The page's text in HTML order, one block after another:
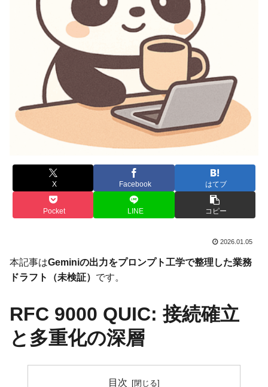
X Facebook はてブ
Pocket LINE コピー
2026.01.05
本記事はGeminiの出力をプロンプト工学で整理した業務
ドラフト（未検証） です。
RFC 9000 QUIC: 接続確立
と多重化の深層
目次